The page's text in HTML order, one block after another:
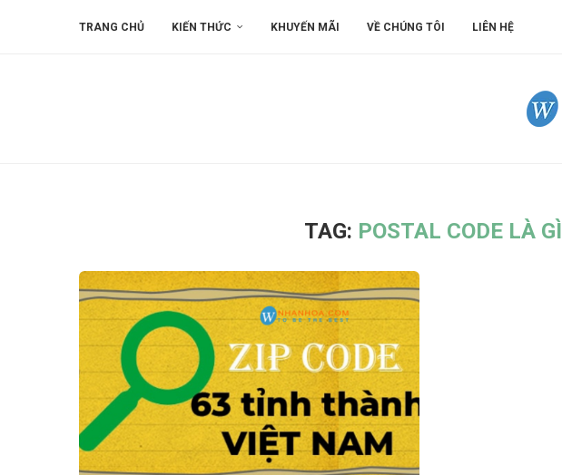
TRANG CHỦ KIẾN THỨC KHUYẾN MÃI VỀ CHÚNG TÔI LIÊN HỆ
TAG: POSTAL CODE LÀ GÌ